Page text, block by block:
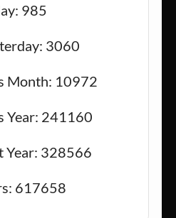
985
3060
Month: 10972
Year: 241160
Year: 328566
617658